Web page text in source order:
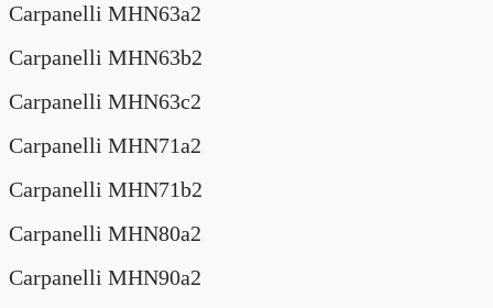
Carpanelli MHN63a2
Carpanelli MHN63b2
Carpanelli MHN63c2
Carpanelli MHN71a2
Carpanelli MHN71b2
Carpanelli MHN80a2
Carpanelli MHN90a2